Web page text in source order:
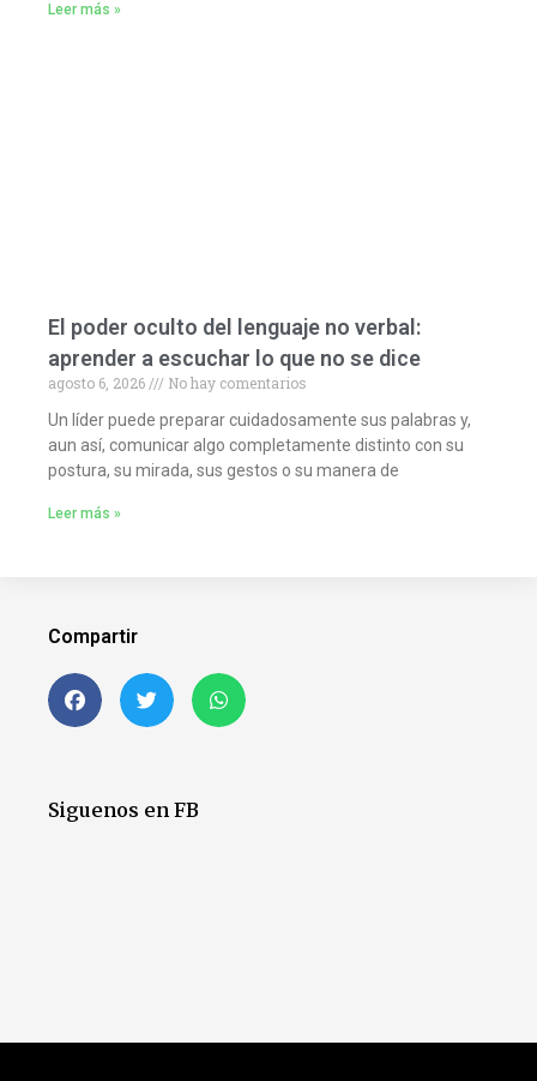
Leer más »
El poder oculto del lenguaje no verbal:
aprender a escuchar lo que no se dice
agosto 6, 2026
No hay comentarios
Un líder puede preparar cuidadosamente sus palabras y,
aun así, comunicar algo completamente distinto con su
postura, su mirada, sus gestos o su manera de
Leer más »
Compartir
Siguenos en FB